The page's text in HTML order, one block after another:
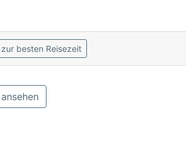
besten Reisezeit